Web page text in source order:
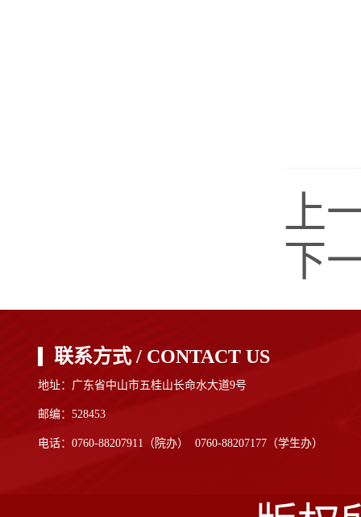
上
下
联系方式 / CONTACT US
地址：广东省中山市五桂山长命水大道9号
邮编：528453
电话：0760-88207911（院办） 0760-88207177（学生办）